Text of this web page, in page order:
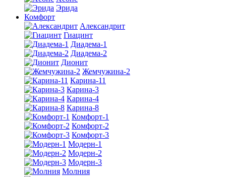
Эрида
Комфорт
Алекcандрит
Гиацинт
Диадема-1
Диадема-2
Дионит
Жемчужина-2
Карина-11
Карина-3
Карина-4
Карина-8
Комфорт-1
Комфорт-2
Комфорт-3
Модерн-1
Модерн-2
Модерн-3
Молния